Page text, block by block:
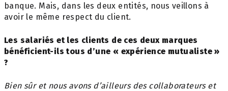
banque. Mais, dans les deux entités, nous veillons à
avoir le même respect du client.
Les salariés et les clients de ces deux marques
bénéficient-ils tous d’une « expérience mutualiste »
?
Bien sûr et nous avons d’ailleurs des collaborateurs et